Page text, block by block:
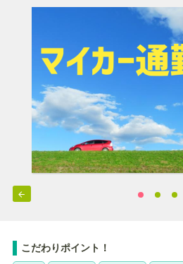

こだわりポイント！